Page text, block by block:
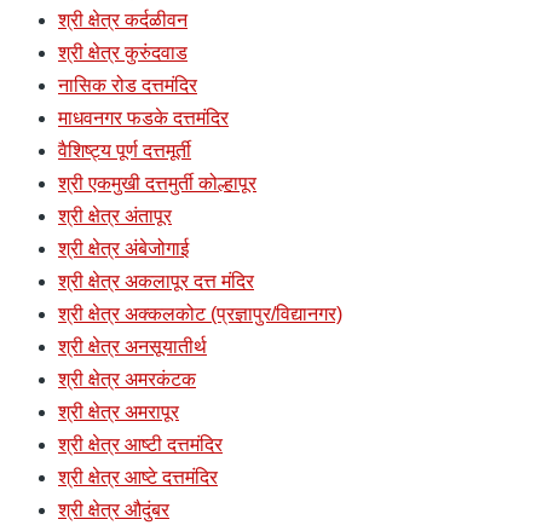
श्री क्षेत्र कर्दळीवन
श्री क्षेत्र कुरुंदवाड
नासिक रोड दत्तमंदिर
माधवनगर फडके दत्तमंदिर
वैशिष्ट्य पूर्ण दत्तमूर्ती
श्री एकमुखी दत्तमुर्ती कोल्हापूर
श्री क्षेत्र अंतापूर
श्री क्षेत्र अंबेजोगाई
श्री क्षेत्र अकलापूर दत्त मंदिर
श्री क्षेत्र अक्कलकोट (प्रज्ञापुर/विद्यानगर)
श्री क्षेत्र अनसूयातीर्थ
श्री क्षेत्र अमरकंटक
श्री क्षेत्र अमरापूर
श्री क्षेत्र आष्टी दत्तमंदिर
श्री क्षेत्र आष्टे दत्तमंदिर
श्री क्षेत्र औदुंबर